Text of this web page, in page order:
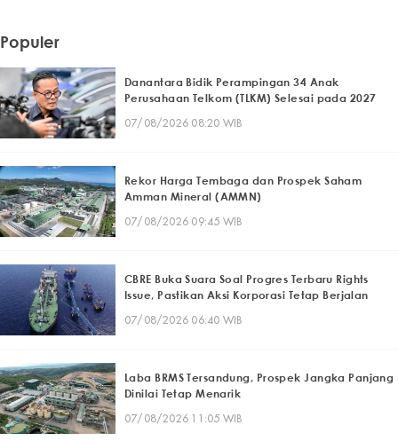
Populer
Danantara Bidik Perampingan 34 Anak
Perusahaan Telkom (TLKM) Selesai pada 2027
07/08/2026 08:20 WIB
Rekor Harga Tembaga dan Prospek Saham
Amman Mineral (AMMN)
07/08/2026 09:45 WIB
CBRE Buka Suara Soal Progres Terbaru Rights
Issue, Pastikan Aksi Korporasi Tetap Berjalan
07/08/2026 06:40 WIB
Laba BRMS Tersandung, Prospek Jangka Panjang
Dinilai Tetap Menarik
07/08/2026 11:05 WIB